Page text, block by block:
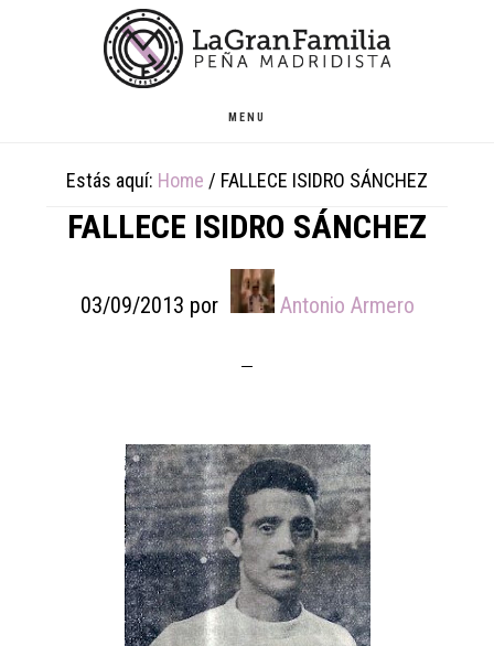
MENU
Estás aquí: Home / FALLECE ISIDRO SÁNCHEZ
FALLECE ISIDRO SÁNCHEZ
03/09/2013 por Antonio Armero